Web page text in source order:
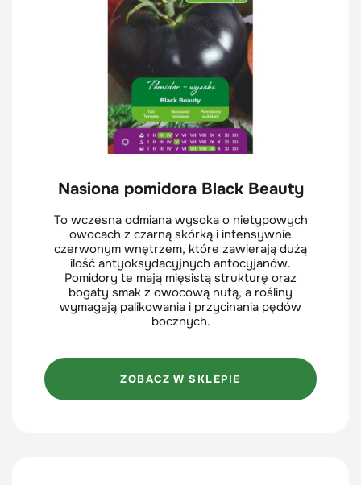
Nasiona pomidora Black Beauty
To wczesna odmiana wysoka o nietypowych
owocach z czarną skórką i intensywnie
czerwonym wnętrzem, które zawierają dużą
ilość antyoksydacyjnych antocyjanów.
Pomidory te mają mięsistą strukturę oraz
bogaty smak z owocową nutą, a rośliny
wymagają palikowania i przycinania pędów
bocznych.
ZOBACZ W SKLEPIE